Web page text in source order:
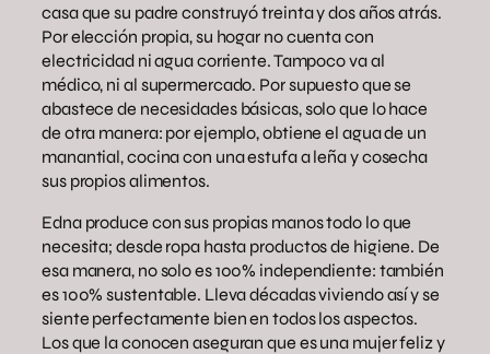
casa que su padre construyó treinta y dos años atrás.
Por elección propia, su hogar no cuenta con
electricidad ni agua corriente. Tampoco va al
médico, ni al supermercado. Por supuesto que se
abastece de necesidades básicas, solo que lo hace
de otra manera: por ejemplo, obtiene el agua de un
manantial, cocina con una estufa a leña y cosecha
sus propios alimentos.
Edna produce con sus propias manos todo lo que
necesita; desde ropa hasta productos de higiene. De
esa manera, no solo es 100% independiente: también
es 100% sustentable. Lleva décadas viviendo así y se
siente perfectamente bien en todos los aspectos.
Los que la conocen aseguran que es una mujer feliz y